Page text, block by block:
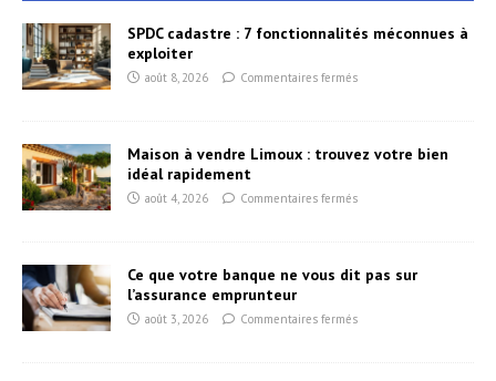
SPDC cadastre : 7 fonctionnalités méconnues à
exploiter
août 8, 2026 Commentaires fermés
Maison à vendre Limoux : trouvez votre bien
idéal rapidement
août 4, 2026 Commentaires fermés
Ce que votre banque ne vous dit pas sur
l’assurance emprunteur
août 3, 2026 Commentaires fermés